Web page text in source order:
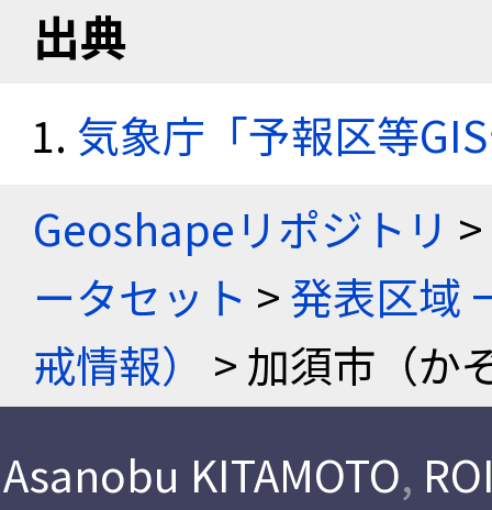
出典
気象庁「予報区等
Geoshapeリポジトリ >
ータセット >発表区域
戒情報）
> 加須市（か
Asanobu KITAMOTO,